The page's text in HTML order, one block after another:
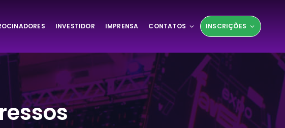
INVESTIDOR IMPRENSA CONTATOS INSCRIÇÕES